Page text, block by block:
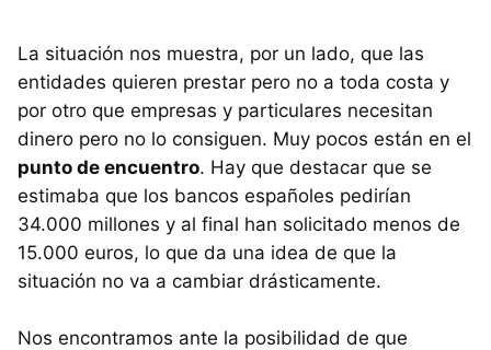
La situación nos muestra, por un lado, que las
entidades quieren prestar pero no a toda costa y
por otro que empresas y particulares necesitan
dinero pero no lo consiguen. Muy pocos están en el
punto de encuentro. Hay que destacar que se
estimaba que los bancos españoles pedirían
34.000 millones y al final han solicitado menos de
15.000 euros, lo que da una idea de que la
situación no va a cambiar drásticamente.
Nos encontramos ante la posibilidad de que